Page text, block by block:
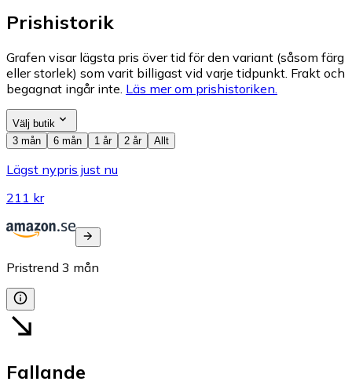
Prishistorik
Grafen visar lägsta pris över tid för den variant (såsom färg
eller storlek) som varit billigast vid varje tidpunkt. Frakt och
begagnat ingår inte. Läs mer om prishistoriken.
Välj butik
3 mån
6 mån 1 år 2 år Allt
Lägst nypris just nu
211 kr
Pristrend 3 mån
Fallande